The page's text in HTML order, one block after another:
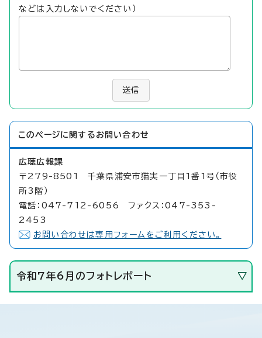
などは入力しないでください）
送信
このページに関する お問い合わせ
広聴広報課
〒279-8501 千葉県浦安市猫実一丁目1番1号（市役
所3階）
電話：047-712-6056 ファクス：047-353-
2453
お問い合わせは専用フォームをご利用ください。
令和7年6月のフォトレポート